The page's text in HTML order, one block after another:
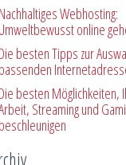
Nachhaltiges Webhosting:
Umweltbewusst online
Die besten Tipps zur
passenden
Die besten Möglichkeiten,
Streaming und
beschleunigen